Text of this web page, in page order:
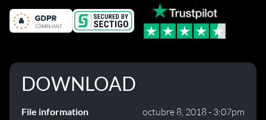
DOWNLOAD
File information octubre 8, 2018 - 3:07pm